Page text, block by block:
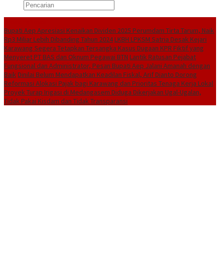
Bupati Aep Apresiasi Kenaikan Dividen 2025 Perumdam Tirta Tarum, Naik
Rp3 Miliar Lebih Dibanding Tahun 2024LKBH LPKSM Satria Desak Kejari
Karawang Segera Tetapkan Tersangka Kasus Dugaan KPR Fiktif yang
Menyeret PT BAS dan Oknum Pegawai BTN Lantik Ratusan Pejabat
Fungsional dan Administrator, Pesan Bupati Aep Jalani Amanah dengan
BaikDinilai Belum Mendapatkan Keadilan Fiskal, Arif Dianto Dorong
Reformasi Alokasi Pajak bagi Karawang dan Prioritas Tenaga Kerja Lokal
Proyek Turap Irigasi di Medangasem Diduga Dikerjakan Ugal-Ugalan,
Tidak Pakai Kisdam dan Tidak Transparansi